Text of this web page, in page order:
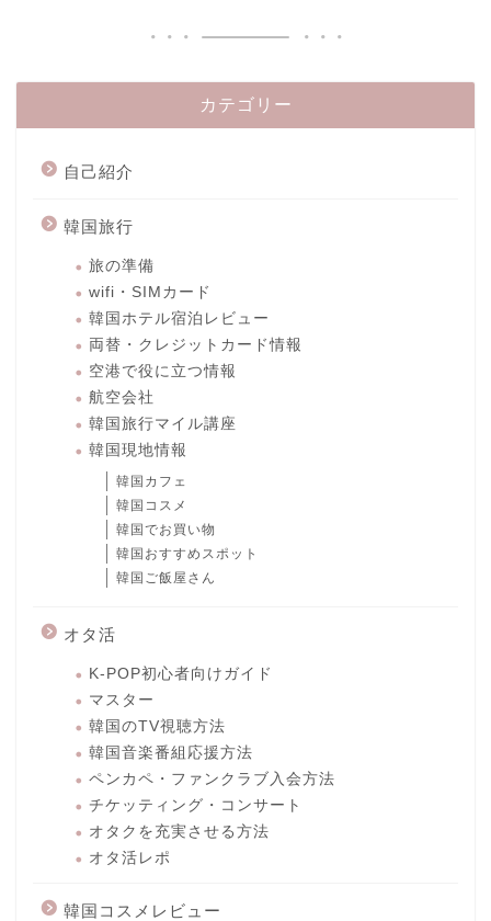
カテゴリー
自己紹介
韓国旅行
旅の準備
wifi・SIMカード
韓国ホテル宿泊レビュー
両替・クレジットカード情報
空港で役に立つ情報
航空会社
韓国旅行マイル講座
韓国現地情報
韓国カフェ
韓国コスメ
韓国でお買い物
韓国おすすめスポット
韓国ご飯屋さん
オタ活
K-POP初心者向けガイド
マスター
韓国のTV視聴方法
韓国音楽番組応援方法
ペンカペ・ファンクラブ入会方法
チケッティング・コンサート
オタクを充実させる方法
オタ活レポ
韓国コスメレビュー